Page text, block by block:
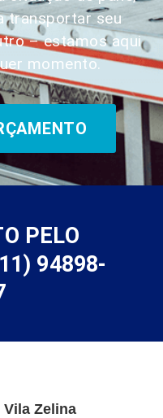
transportar seu
– estamos aqui
momento.
PELO
94898-
Zelina